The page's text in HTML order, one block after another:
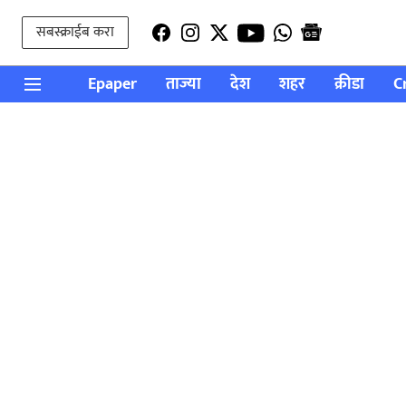
सबस्क्राईब करा
Epaper ताज्या देश शहर क्रीडा